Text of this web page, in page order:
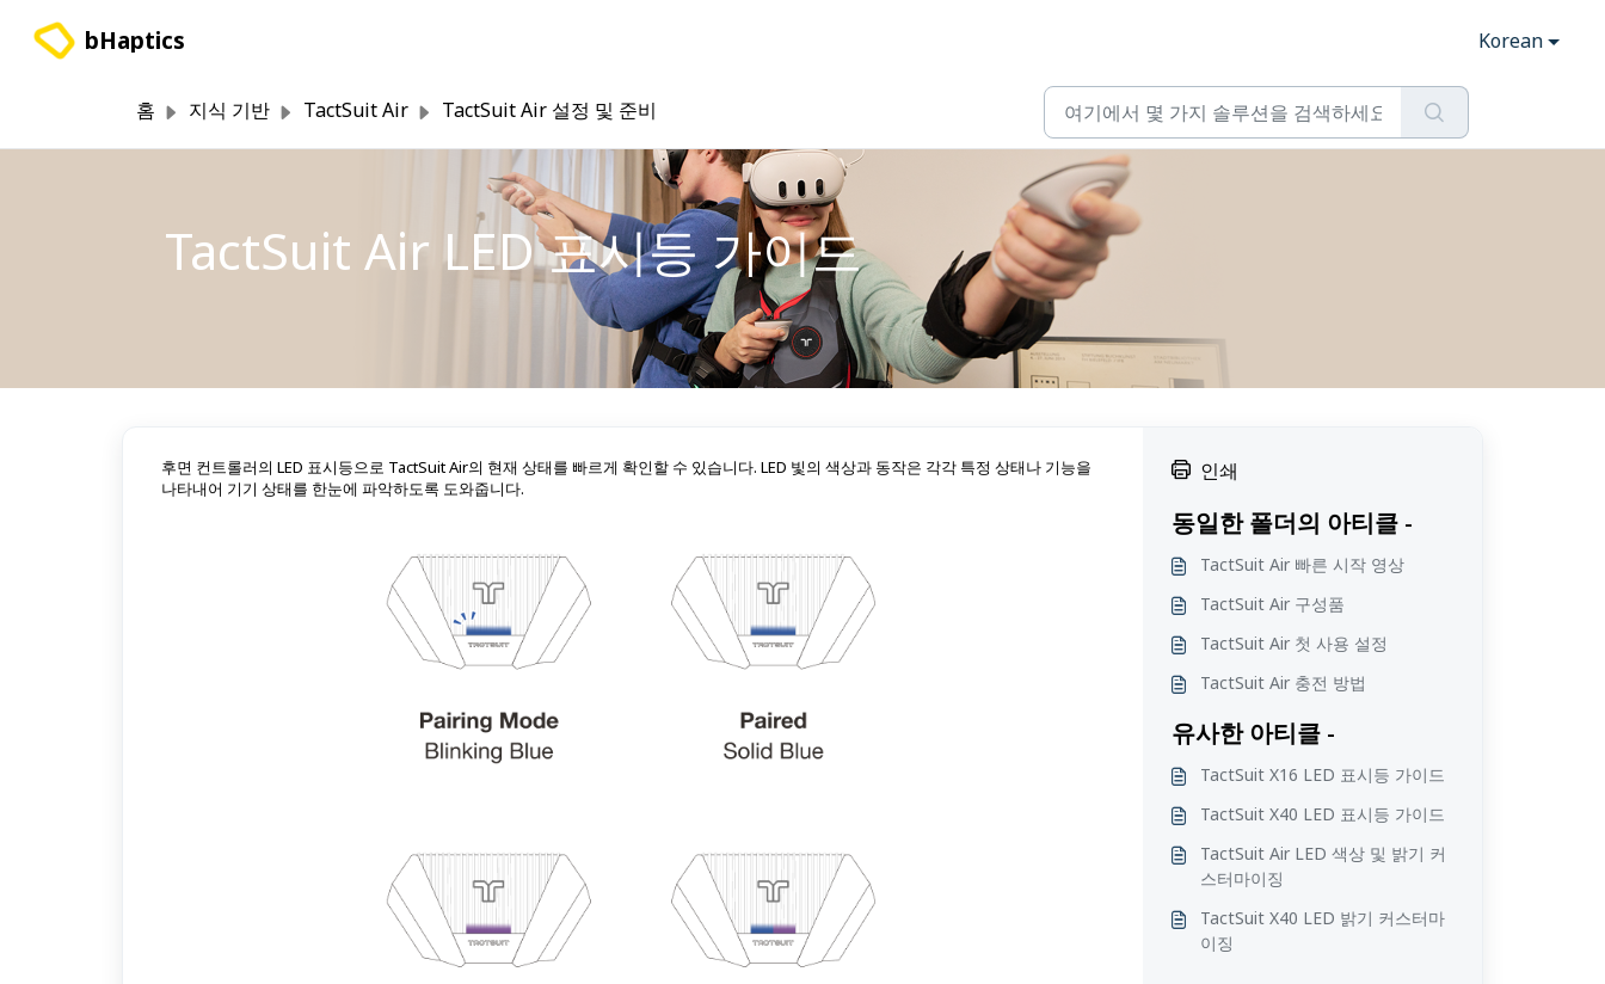
bHaptics Korean
홈 지식 기반 TactSuit Air TactSuit Air 설정 및 준비
TactSuit Air LED 표시등 가이드
후면 컨트롤러의 LED 표시등으로 TactSuit Air의 현재 상태를 빠르게 확인할 수 있습니다. LED 빛의 색상과 동작은 각각 특정 상태나 기능을
나타내어 기기 상태를 한눈에 파악하도록 도와줍니다.
인쇄
동일한 폴더의 아티클 -
TactSuit Air 빠른 시작 영상
TactSuit Air 구성품
TactSuit Air 첫 사용 설정
TactSuit Air 충전 방법
유사한 아티클 -
TactSuit X16 LED 표시등 가이드
TactSuit X40 LED 표시등 가이드
TactSuit Air LED 색상 및 밝기 커
스터마이징
TactSuit X40 LED 밝기 커스터마
이징